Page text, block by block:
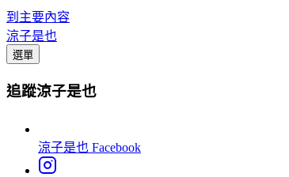
到主要內容
涼子是也
選單
追蹤涼子是也
涼子是也 Facebook